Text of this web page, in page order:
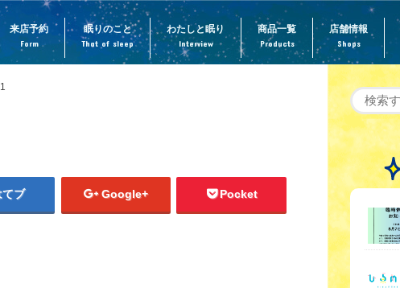
来店予約
Form
眠りのこと
That of sleep
わたしと眠り
Interview
商品一覧
Products
店舗情報
Shops
てブ Google+ Pocket